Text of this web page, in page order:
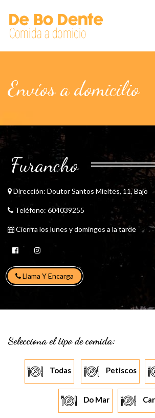
Envíos a domicilio
Furancho
Dirección: Doutor Santos Mieites, 11, Bajo
Teléfono: 604039255
Cierrra los lunes y domingos a la tarde
Llama Y Encarga
Selecciona el tipo de comida:
Todas Petiscos
Do Mar